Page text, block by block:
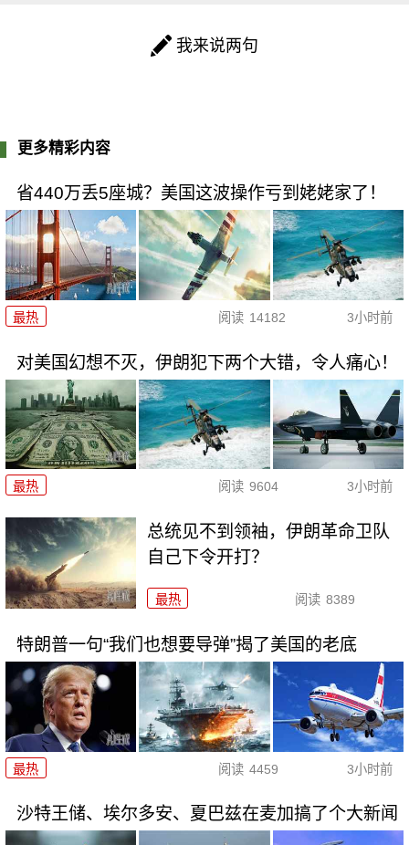
我来说两句
更多精彩内容
省440万丢5座城？美国这波操作亏到姥姥家了！
最热 阅读 14182 3小时前
对美国幻想不灭，伊朗犯下两个大错，令人痛心！
最热 阅读 9604 3小时前
总统见不到领袖，伊朗革命卫队
自己下令开打？
最热 阅读 8389
特朗普一句“我们也想要导弹”揭了美国的老底
最热 阅读 4459 3小时前
沙特王储、埃尔多安、夏巴兹在麦加搞了个大新闻